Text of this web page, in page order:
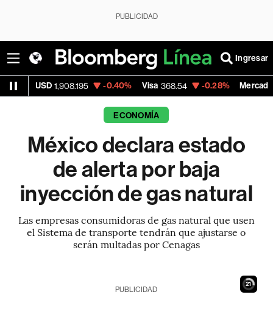
PUBLICIDAD
Ingresar
1,908.195 -0.40% Visa 368.54 -0.28% MercadoLibre
ECONOMÍA
México declara estado
de alerta por baja
inyección de gas natural
Las empresas consumidoras de gas natural que usen
el Sistema de transporte tendrán que ajustarse o
serán multadas por Cenagas
20
PUBLICIDAD